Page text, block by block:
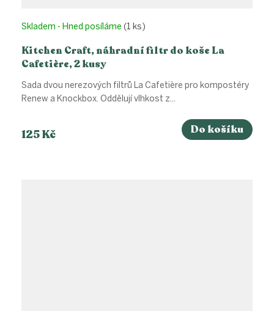
Kitchen Craft, náhradní filtr do koše La
Cafetière, 2 kusy
Skladem - Hned posíláme (1 ks)
125 Kč Do košíku
Sada dvou nerezových filtrů La Cafetière pro kompostéry
Renew a Knockbox. Oddělují vlhkost z...